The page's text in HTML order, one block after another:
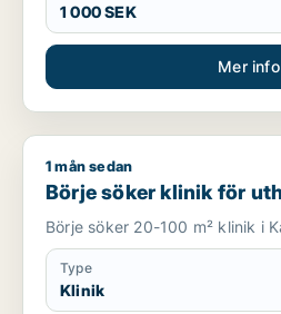
1 000 SEK
Mer info
Börje söker klinik för uthyrning i
1 mån sedan
Börje söker klinik för
Börje söker 20-100 m² klinik i
Type
Klinik